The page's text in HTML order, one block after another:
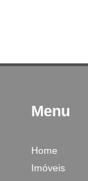
Menu
Home
Imóveis